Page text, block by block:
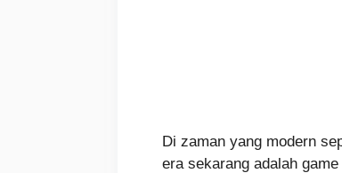
Di zaman yang modern
era sekarang adalah